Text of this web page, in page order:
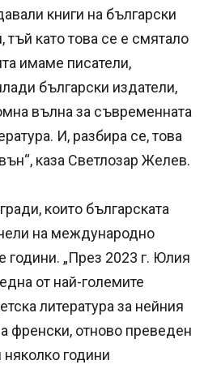
книги на български
тъй като това се е смятало
имаме писатели,
български издатели,
вълна за съвременната
И, разбира се, това
каза Светлозар Желев.
които българската
на международно
години. „През 2023 г. Юлия
от най-големите
литература за нейния
френски, отново преведен
години